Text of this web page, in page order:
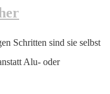
Schritten sind sie selbst
Alu- oder